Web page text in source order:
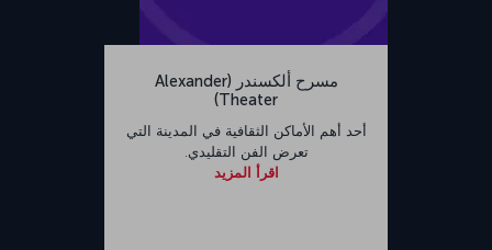
مسرح ألكسندر (Alexander
Theater)
أحد أهم الأماكن الثقافية في المدينة التي
تعرض الفن التقليدي.
اقرأ المزيد